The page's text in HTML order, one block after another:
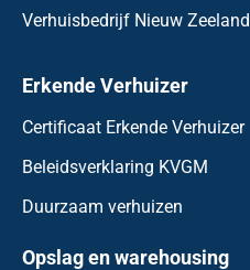
Verhuisbedrijf Nieuw Zeeland
Erkende Verhuizer
Certificaat Erkende Verhuizer
Beleidsverklaring KVGM
Duurzaam verhuizen
Opslag en warehousing